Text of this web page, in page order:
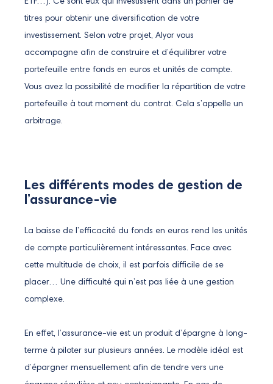
ETF…). Ce sont eux qui investissent dans un panier de
titres pour obtenir une diversification de votre
investissement. Selon votre projet, Alyor vous
accompagne afin de construire et d’équilibrer votre
portefeuille entre fonds en euros et unités de compte.
Vous avez la possibilité de modifier la répartition de votre
portefeuille à tout moment du contrat. Cela s’appelle un
arbitrage.
Les différents modes de gestion de
l’assurance-vie
La baisse de l’efficacité du fonds en euros rend les unités
de compte particulièrement intéressantes. Face avec
cette multitude de choix, il est parfois difficile de se
placer… Une difficulté qui n’est pas liée à une gestion
complexe.
En effet, l’assurance-vie est un produit d’épargne à long-
terme à piloter sur plusieurs années. Le modèle idéal est
d’épargner mensuellement afin de tendre vers une